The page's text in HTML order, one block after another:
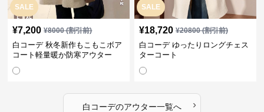
SALE
¥7,200 ¥8000(割引前)
白コーデ 秋冬新作もこもこボア
コート軽量暖か防寒アウター
SALE
¥18,720 ¥20800(割引前)
白コーデ ゆったりロングチェス
ターコート
白コーデのアウター一覧へ ›